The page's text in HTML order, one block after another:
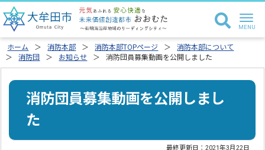
ホーム 消防本部 消防本部TOPページ
消防本部について
消防団
お知らせ 消防団員募集動画を公開しました
消防団員募集動画を公開しまし
た
最終更新日：2021年3月22日